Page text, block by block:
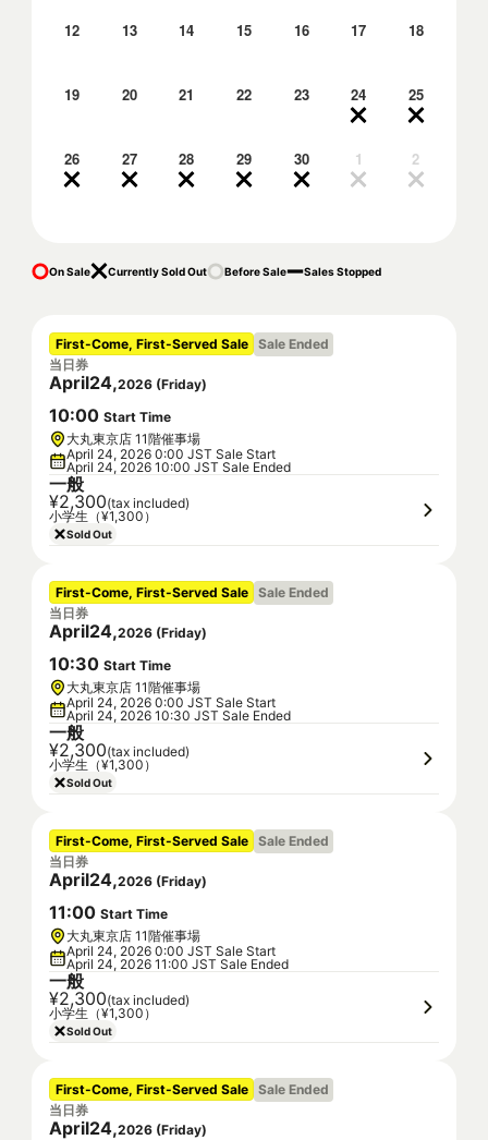
12 13 14 15 16 17 18
19 20 21 22 23 24 25
26 27 28 29 30 1 2
On Sale Currently Sold Out Before Sale Sales Stopped
First-Come, First-Served Sale Sale Ended
当日券
April24,2026 (Friday)
10:00 Start Time
大丸東京店 11階催事場
April 24, 2026 0:00 JST Sale Start
April 24, 2026 10:00 JST Sale Ended
一般
¥2,300(tax included)
小学生（¥1,300）
Sold Out
First-Come, First-Served Sale Sale Ended
当日券
April24,2026 (Friday)
10:30 Start Time
大丸東京店 11階催事場
April 24, 2026 0:00 JST Sale Start
April 24, 2026 10:30 JST Sale Ended
一般
¥2,300(tax included)
小学生（¥1,300）
Sold Out
First-Come, First-Served Sale Sale Ended
当日券
April24,2026 (Friday)
11:00 Start Time
大丸東京店 11階催事場
April 24, 2026 0:00 JST Sale Start
April 24, 2026 11:00 JST Sale Ended
一般
¥2,300(tax included)
小学生（¥1,300）
Sold Out
First-Come, First-Served Sale Sale Ended
当日券
April24,2026 (Friday)